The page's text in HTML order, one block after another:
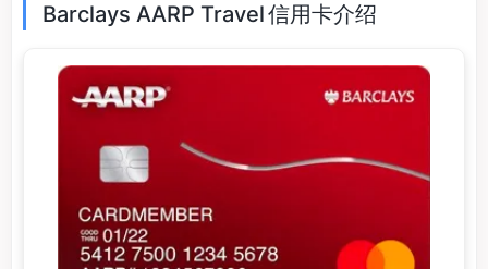
Barclays AARP Travel 信用卡介绍